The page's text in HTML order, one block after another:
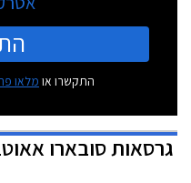
התקשרו או מלאו
גרסאותסובארו